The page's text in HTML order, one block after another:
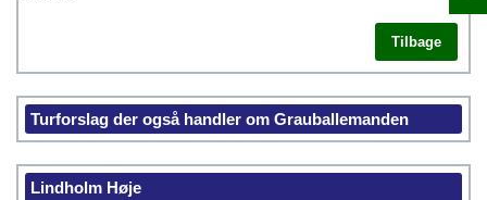
Tilbage
Turforslag der også handler om Grauballemanden
Lindholm Høje